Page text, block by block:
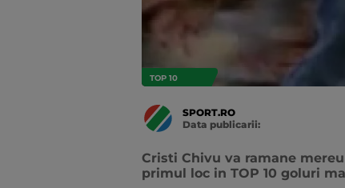
TOP 10
SPORT.RO
Data publicarii:
Cristi Chivu va ramane
primul loc in TOP 10 goluri